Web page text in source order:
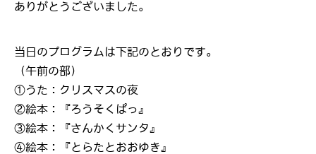
ありがとうございました。
当日のプログラムは下記のとおりです。
（午前の部）
①うた：クリスマスの夜
②絵本：『ろうそくぱっ』
③絵本：『さんかくサンタ』
④絵本：『とらたとおおゆき』